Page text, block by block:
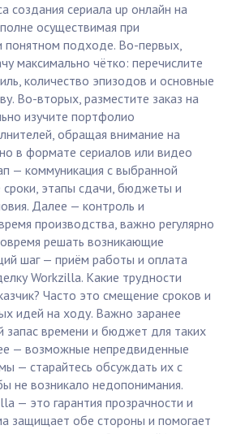
создания сериала up онлайн на
осуществимая при
понятном подходе. Во-первых,
максимально чётко: перечислите
количество эпизодов и основные
Во-вторых, разместите заказ на
изучите портфолио
обращая внимание на
в формате сериалов или видео
— коммуникация с выбранной
этапы сдачи, бюджеты и
Далее — контроль и
производства, важно регулярно
решать возникающие
шаг — приём работы и оплата
Workzilla. Какие трудности
Часто это смещение сроков и
идей на ходу. Важно заранее
запас времени и бюджет для таких
— возможные непредвиденные
— старайтесь обсуждать их с
не возникало недопонимания.
— это гарантия прозрачности и
защищает обе стороны и помогает